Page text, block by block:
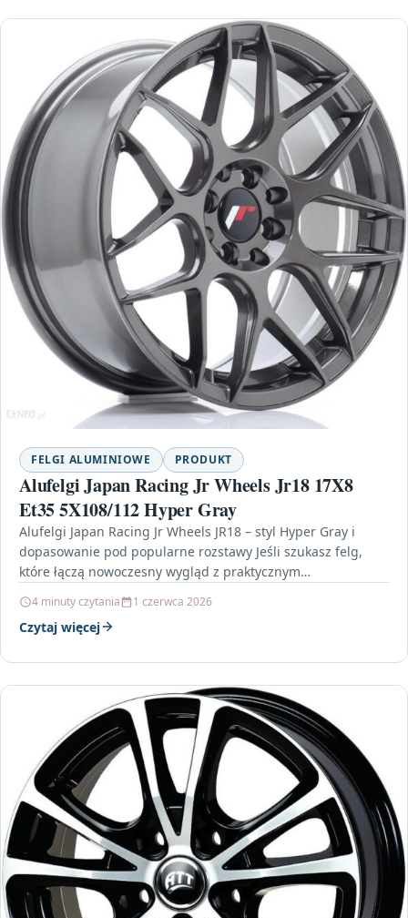
FELGI ALUMINIOWE PRODUKT
Alufelgi Japan Racing Jr Wheels Jr18 17X8
Et35 5X108/112 Hyper Gray
Alufelgi Japan Racing Jr Wheels JR18 – styl Hyper Gray i
dopasowanie pod popularne rozstawy Jeśli szukasz felg,
które łączą nowoczesny wygląd z praktycznym…
4 minuty czytania 1 czerwca 2026
Czytaj więcej